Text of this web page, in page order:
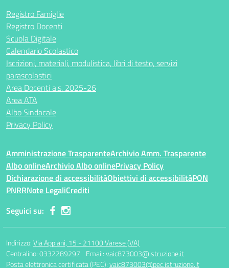
Registro Famiglie
Registro Docenti
Scuola Digitale
Calendario Scolastico
Iscrizioni, materiali, modulistica, libri di testo, servizi
parascolastici
Area Docenti a.s. 2025-26
Area ATA
Albo Sindacale
Privacy Policy
Amministrazione TrasparenteArchivio Amm. Trasparente
Albo onlineArchivio Albo onlinePrivacy Policy
Dichiarazione di accessibilitàObiettivi di accessibilitàPON
PNRRNote LegaliCrediti
Seguici su:
Indirizzo:Via Appiani, 15 - 21100 Varese (VA)
Centralino:0332289297 Email:vaic873003@istruzione.it
Posta elettronica certificata (PEC):vaic873003@pec.istruzione.it